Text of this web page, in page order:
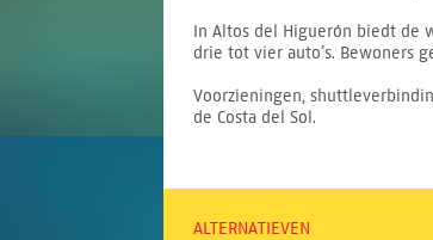
In Altos del Higuerón biedt de
drie tot vier auto’s. Bewoners
Voorzieningen,
de Costa del Sol.
ALTERNATIEVEN